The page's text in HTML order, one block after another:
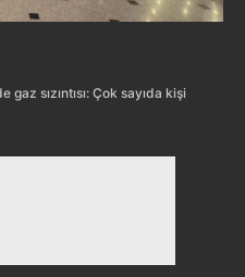
sızıntısı: Çok sayıda kişi